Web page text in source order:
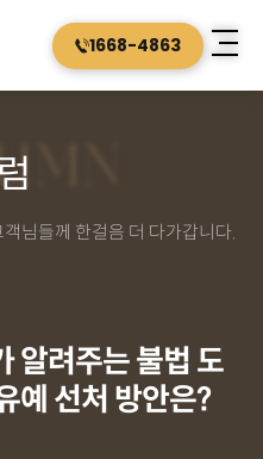
1668-4863
님들께 한걸음 더 다가갑니다.
알려주는 불법 도
예 선처 방안은?